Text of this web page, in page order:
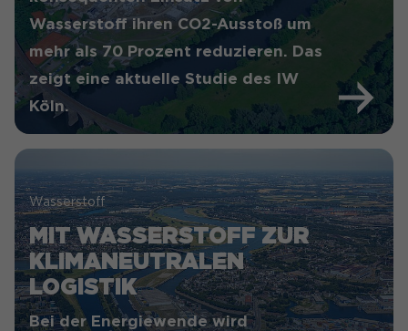
Wasserstoff ihren CO2-Ausstoß um
mehr als 70 Prozent reduzieren. Das
zeigt eine aktuelle Studie des IW
Köln.
Wasserstoff
MIT WASSERSTOFF ZUR
KLIMANEUTRALEN
LOGISTIK
Bei der Energiewende wird
Laufzeit
Zweck
Dieser Wert speichert Ihre
Consent-Einstellungen. Unter
anderem eine zufällig
vorgenommen Einstellungen,
falls der Webseiten-Betreiber
dies eingestellt hat.
Laufzeit 1 Jahr
Zweck
Besuche des Benutzers auf
Anzahl der Besuche,
durchschnittliche
Website und welche Seiten
gelesen wurden.
Name _pk_ses#
Anbieter Matomo